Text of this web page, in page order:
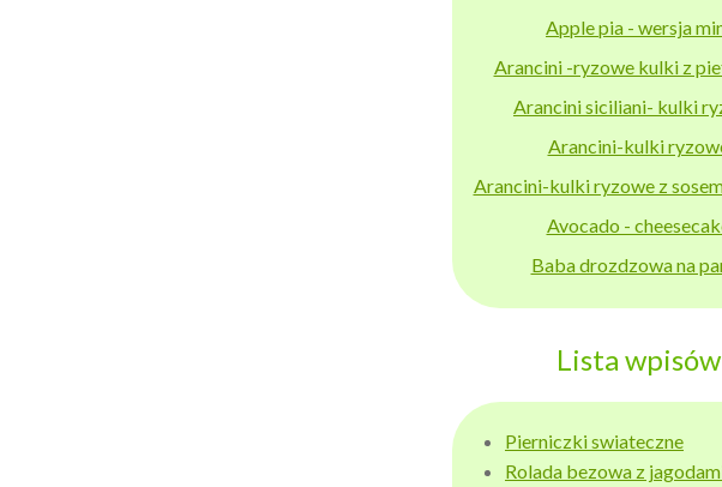
Apple pia - wersja
Arancini -ryzowe kulki z
Arancini siciliani- kulki
Arancini-kulki
Arancini-kulki ryzowe z
Avocado -
Baba drozdzowa na
Lista wpisów
Pierniczki swiateczne
Rolada bezowa z